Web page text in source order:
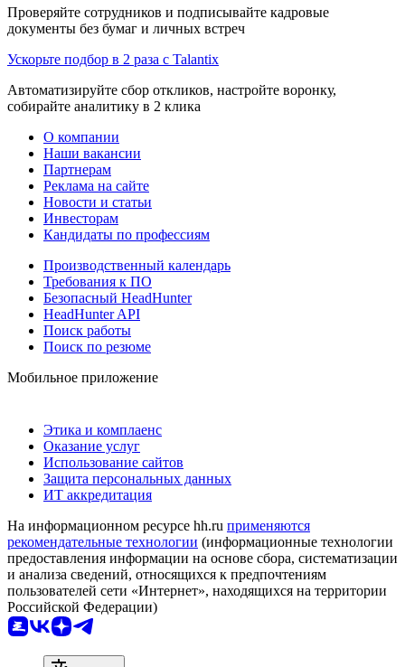
Проверяйте сотрудников и подписывайте кадровые
документы без бумаг и личных встреч
Ускорьте подбор в 2 раза с Talantix
Автоматизируйте сбор откликов, настройте воронку,
собирайте аналитику в 2 клика
О компании
Наши вакансии
Партнерам
Реклама на сайте
Новости и статьи
Инвесторам
Кандидаты по профессиям
Производственный календарь
Требования к ПО
Безопасный HeadHunter
HeadHunter API
Поиск работы
Поиск по резюме
Мобильное приложение
Этика и комплаенс
Оказание услуг
Использование сайтов
Защита персональных данных
ИТ аккредитация
На информационном ресурсе hh.ru применяются
рекомендательные технологии (информационные технологии
предоставления информации на основе сбора, систематизации
и анализа сведений, относящихся к предпочтениям
пользователей сети «Интернет», находящихся на территории
Российской Федерации)